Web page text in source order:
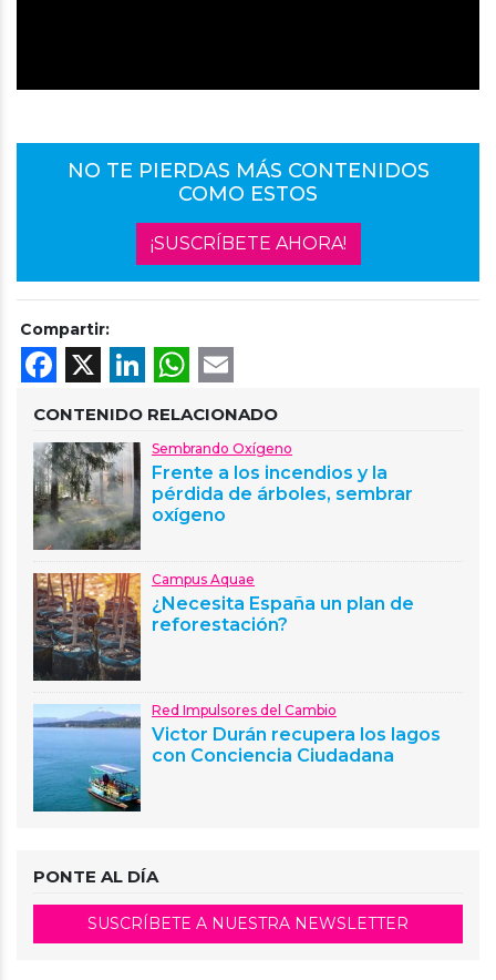
NO TE PIERDAS MÁS CONTENIDOS
COMO ESTOS
¡SUSCRÍBETE AHORA!
Compartir:
Facebook
X LinkedIn
WhatsApp
CONTENIDO RELACIONADO
Sembrando Oxígeno
Frente a los incendios y la
pérdida de árboles, sembrar
oxígeno
Campus Aquae
¿Necesita España un plan de
reforestación?
Red Impulsores del Cambio
Victor Durán recupera los lagos
con Conciencia Ciudadana
PONTE AL DÍA
SUSCRÍBETE A NUESTRA NEWSLETTER